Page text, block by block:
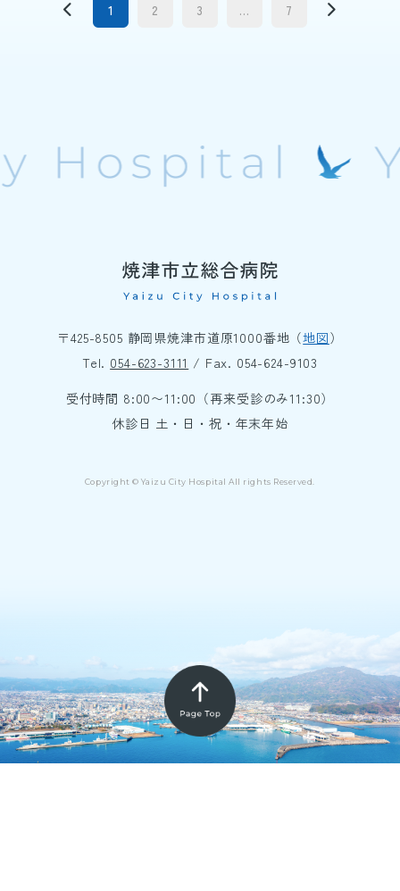
1 2 3 ... 7
〒425-8505 静岡県焼津市道原1000番地（地図）
Tel. 054-623-3111 / Fax. 054-624-9103
受付時間 8:00〜11:00（再来受診のみ11:30）
休診日 土・日・祝・年末年始
Copyright © Yaizu City Hospital All rights Reserved.